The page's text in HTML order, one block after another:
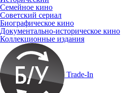
Семейное кино
Советский сериал
Биографическое кино
Документально-историческое кино
Коллекционные издания
Trade-In